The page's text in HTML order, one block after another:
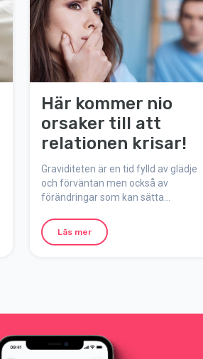
Här kommer nio
orsaker till att
relationen krisar!
Graviditeten är en tid fylld av glädje
och förväntan men också av
förändringar som kan sätta
upplever kriser eller konflikter under
den här perioden, och det är helt
Läs mer